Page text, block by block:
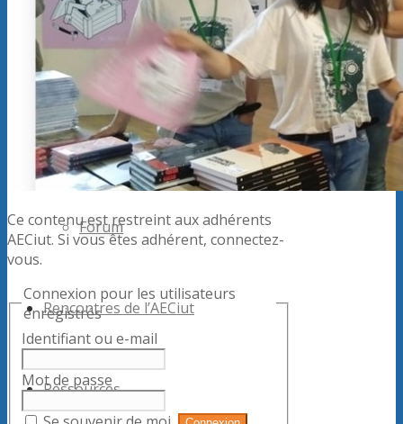
Promouvoir l’AECiut
Offres de postes
Forum
Rencontres de l’AECiut
Ressources
Ce contenu est restreint aux adhérents
AECiut. Si vous êtes adhérent, connectez-
vous.
Connexion pour les utilisateurs
enregistrés
Identifiant ou e-mail
Mot de passe